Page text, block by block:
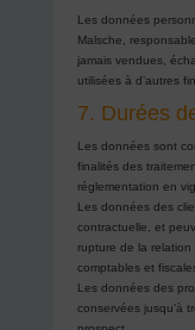
Les données
Malsche,
jamais vendues,
utilisées à d’autres
7. Durées
Les données sont
finalités des
réglementation en
Les données des
contractuelle, et
rupture de la
comptables et
Les données des
conservées jusqu’à